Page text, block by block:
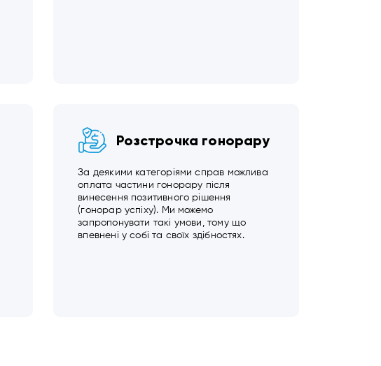
Розстрочка гонорару
За деякими категоріями справ можлива
оплата частини гонорару після
винесення позитивного рішення
(гонорар успіху). Ми можемо
запропонувати такі умови, тому що
впевнені у собі та своїх здібностях.